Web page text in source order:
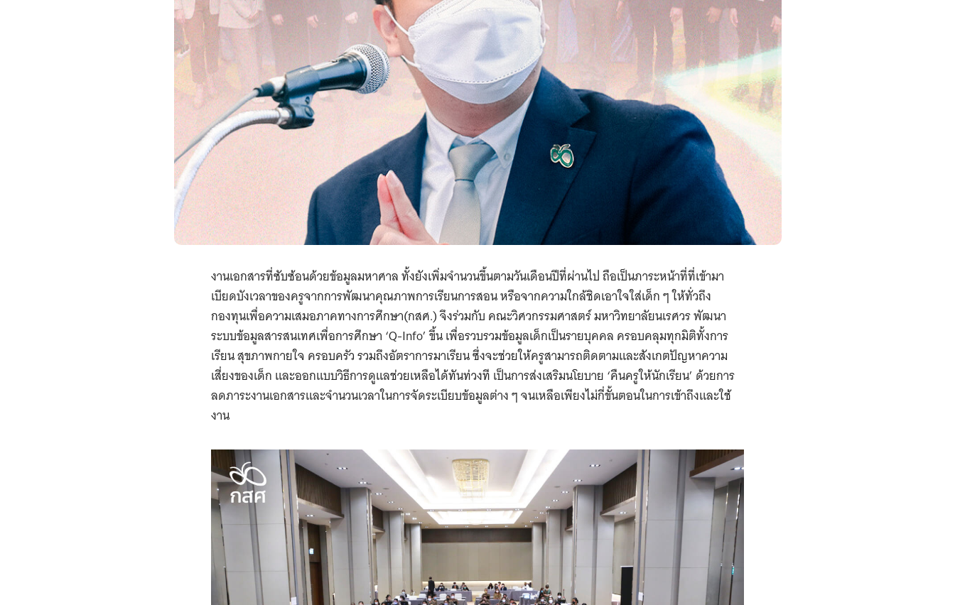
งานเอกสารที่ซับซ้อนด้วยข้อมูลมหาศาล ทั้งยังเพิ่มจำนวนขึ้นตามวันเดือนปีที่ผ่านไป ถือเป็นภาระหน้าที่ที่เข้ามา
เบียดบังเวลาของครูจากการพัฒนาคุณภาพการเรียนการสอน หรือจากความใกล้ชิดเอาใจใส่เด็ก ๆ ให้ทั่วถึง
กองทุนเพื่อความเสมอภาคทางการศึกษา(กสศ.) จึงร่วมกับ คณะวิศวกรรมศาสตร์ มหาวิทยาลัยนเรศวร พัฒนา
ระบบข้อมูลสารสนเทศเพื่อการศึกษา ‘Q-Info’ ขึ้น เพื่อรวบรวมข้อมูลเด็กเป็นรายบุคคล ครอบคลุมทุกมิติทั้งการ
เรียน สุขภาพกายใจ ครอบครัว รวมถึงอัตราการมาเรียน ซึ่งจะช่วยให้ครูสามารถติดตามและสังเกตปัญหาความ
เสี่ยงของเด็ก และออกแบบวิธีการดูแลช่วยเหลือได้ทันท่วงที เป็นการส่งเสริมนโยบาย ‘คืนครูให้นักเรียน’ ด้วยการ
ลดภาระงานเอกสารและจำนวนเวลาในการจัดระเบียบข้อมูลต่าง ๆ จนเหลือเพียงไม่กี่ขั้นตอนในการเข้าถึงและใช้
งาน